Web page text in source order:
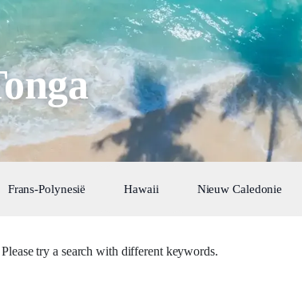
Frans-Polynesië Hawaii Nieuw Caledonie
try a search with different keywords.